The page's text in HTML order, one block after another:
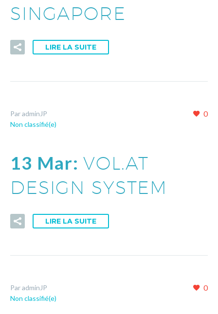
SINGAPORE
LIRE LA SUITE
0
Par adminJP
Non classifié(e)
13 Mar: VOL.AT
DESIGN SYSTEM
LIRE LA SUITE
0
Par adminJP
Non classifié(e)